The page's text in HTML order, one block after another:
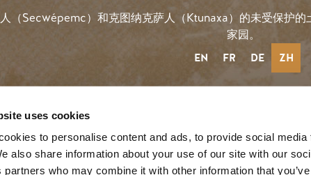
uses cookies
to personalise content and ads, to provide social
also share information about your use of our site with our
partners who may combine it with other information that
（Secwépemc）和克图纳克萨人（Ktunaxa）的未受保护
家园。
EN FR DE ZH
| Website byBreeze